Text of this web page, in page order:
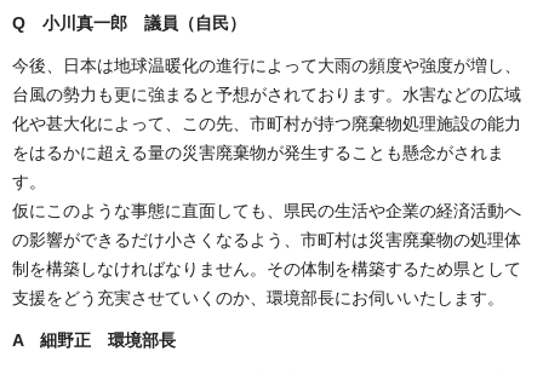
Q 小川真一郎 議員（自民）
今後、日本は地球温暖化の進行によって大雨の頻度や強度が増し、
台風の勢力も更に強まると予想がされております。水害などの広域
化や甚大化によって、この先、市町村が持つ廃棄物処理施設の能力
をはるかに超える量の災害廃棄物が発生することも懸念がされま
す。
仮にこのような事態に直面しても、県民の生活や企業の経済活動へ
の影響ができるだけ小さくなるよう、市町村は災害廃棄物の処理体
制を構築しなければなりません。その体制を構築するため県として
支援をどう充実させていくのか、環境部長にお伺いいたします。
A 細野正 環境部長